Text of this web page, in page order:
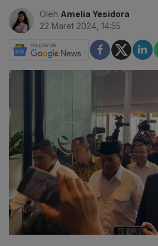
Oleh Amelia Yesidora
22 Maret 2024, 14:55